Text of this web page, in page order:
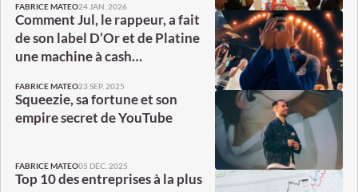
FABRICE MATEO24 JAN. 2026
Comment Jul, le rappeur, a fait
de son label D’Or et de Platine
une machine à cash…
FABRICE MATEO23 SEP. 2025
Squeezie, sa fortune et son
empire secret de YouTube
FABRICE MATEO05 DÉC. 2025
Top 10 des entreprises à la plus